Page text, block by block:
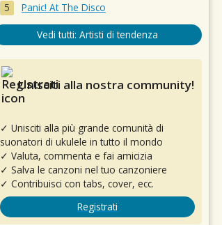
Panic! At The Disco
Vedi tutti: Artisti di tendenza
Unisciti alla nostra community!
✓ Unisciti alla più grande comunità di
suonatori di ukulele in tutto il mondo
✓ Valuta, commenta e fai amicizia
✓ Salva le canzoni nel tuo canzoniere
✓ Contribuisci con tabs, cover, ecc.
Registrati